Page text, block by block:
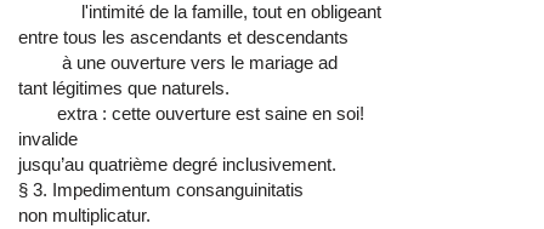
l'intimité de la famille, tout en obligeant
entre tous les ascendants et descendants
à une ouverture vers le mariage ad
tant légitimes que naturels.
extra : cette ouverture est saine en soi!
invalide
jusqu’au quatrième degré inclusivement.
§ 3. Impedimentum consanguinitatis
non multiplicatur.